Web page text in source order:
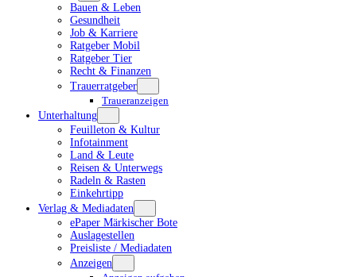
Bauen & Leben
Gesundheit
Job & Karriere
Ratgeber Mobil
Ratgeber Tier
Recht & Finanzen
Trauerratgeber
Traueranzeigen
Unterhaltung
Feuilleton & Kultur
Infotainment
Land & Leute
Reisen & Unterwegs
Radeln & Rasten
Einkehrtipp
Verlag & Mediadaten
ePaper Märkischer Bote
Auslagestellen
Preisliste / Mediadaten
Anzeigen